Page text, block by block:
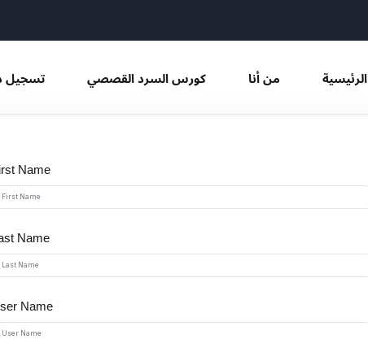
تسجيل كورس السرد القصصي من أنا الرئيسية
Name
Name
Name
Sign in Sign up